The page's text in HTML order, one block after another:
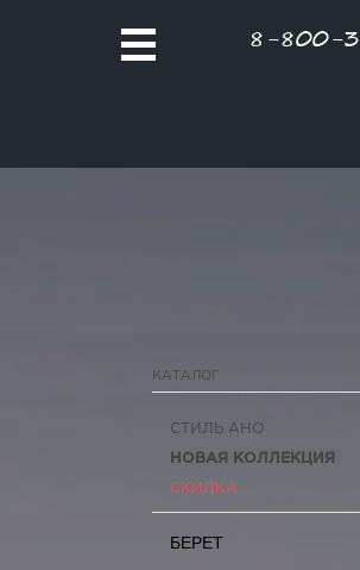
8-800-
КАТАЛОГ
СТИЛЬ АНО
НОВАЯ КОЛЛЕКЦИЯ
СКИДКА
БЕРЕТ